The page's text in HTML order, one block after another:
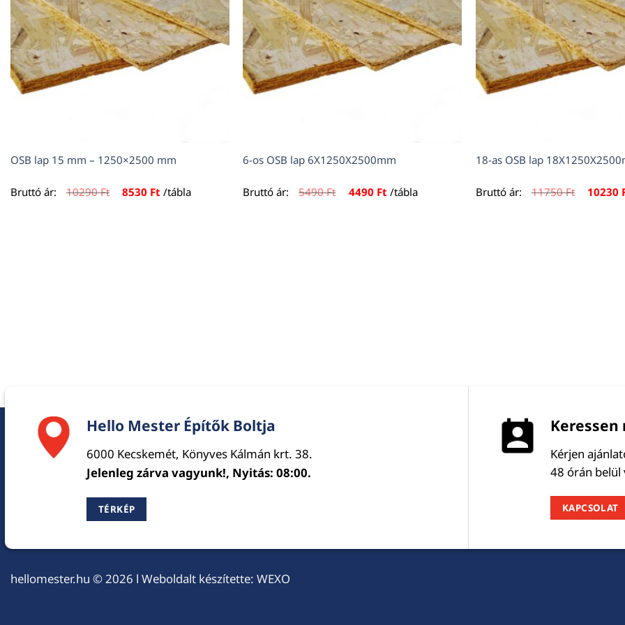
OSB lap 15 mm – 1250×2500 mm
Bruttó ár: 10290Ft Original
8530 Ft Current
/tábla
6-os OSB lap 6X1250X2500mm
Bruttó ár: 5490Ft Original
4490 FtCurrent
/tábla
18-as OSB lap
Bruttó ár: 11750Ft Original
10230
Hello Mester Építők Boltja
6000 Kecskemét, Könyves Kálmán krt. 38.
Jelenleg zárva vagyunk!, Nyitás: 08:00.
TÉRKÉP
Kérjen
48 órán belül
KAPCSOLAT
hellomester.hu © 2026 l Weboldalt készítette: WEXO